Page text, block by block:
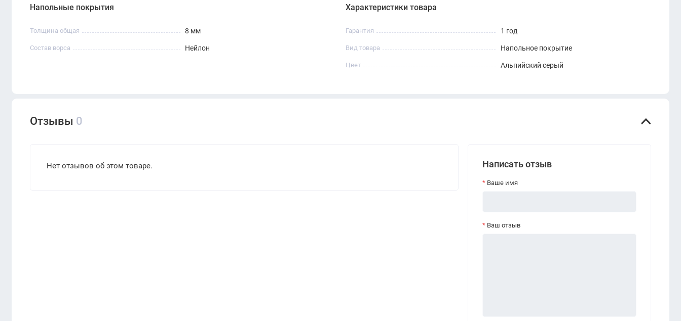
Напольные покрытия
Толщина общая 8 мм
Состав ворса Нейлон
Характеристики товара
Гарантия 1 год
Вид товара Напольное покрытие
Цвет Альпийский серый
Отзывы 0
Нет отзывов об этом товаре. Написать отзыв
Ваше имя
Ваш отзыв